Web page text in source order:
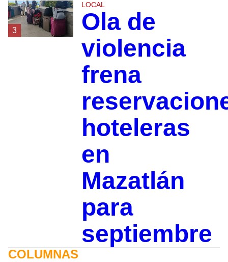
3
LOCAL
Ola de
violencia
frena
hoteleras
en
Mazatlán
para
septiembre
COLUMNAS